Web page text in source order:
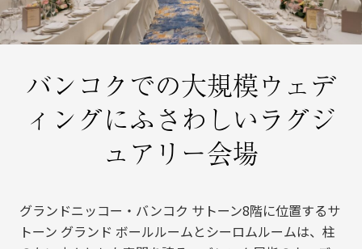
バンコクでの大規模ウェデ
ィングにふさわしいラグジ
ュアリー会場
グランドニッコー・バンコク サトーン8階に位置するサ
トーン グランド ボールルームとシーロムルームは、柱